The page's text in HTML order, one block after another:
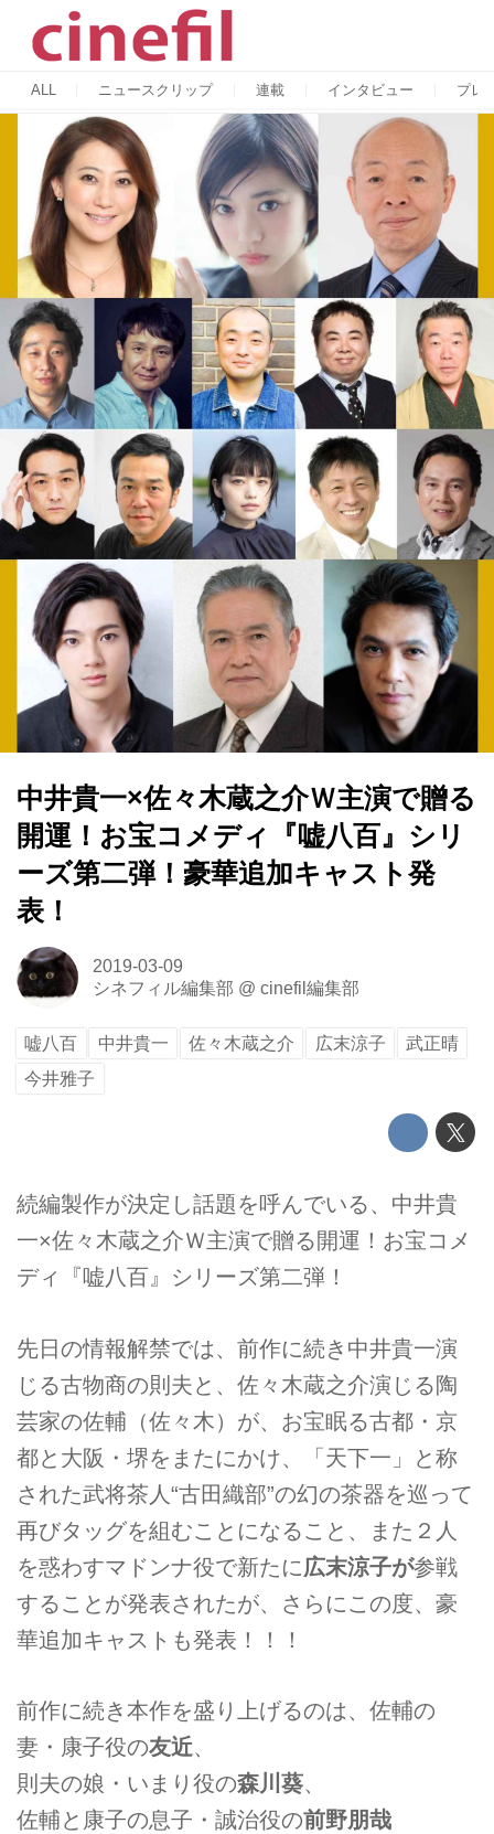
ALL ニュースクリップ 連載 インタビュー プレ
中井貴一×佐々木蔵之介Ｗ主演で贈る
開運！お宝コメディ『嘘八百』シリ
ーズ第二弾！豪華追加キャスト発
表！
2019-03-09
シネフィル編集部 @ cinefil編集部
嘘八百 中井貴一 佐々木蔵之介 広末涼子
武正晴
今井雅子
続編製作が決定し話題を呼んでいる、中井貴
一×佐々木蔵之介Ｗ主演で贈る開運！お宝コメ
ディ『嘘八百』シリーズ第二弾！
先日の情報解禁では、前作に続き中井貴一演
じる古物商の則夫と、佐々木蔵之介演じる陶
芸家の佐輔（佐々木）が、お宝眠る古都・京
都と大阪・堺をまたにかけ、「天下一」と称
された武将茶人“古田織部”の幻の茶器を巡って
再びタッグを組むことになること、また２人
を惑わすマドンナ役で新たに 広末涼子が参戦
することが発表されたが、さらにこの度、豪
華追加キャストも発表！！！
前作に続き本作を盛り上げるのは、佐輔の
妻・康子役の友近、
則夫の娘・いまり役の森川葵、
佐輔と康子の息子・誠治役の前野朋哉